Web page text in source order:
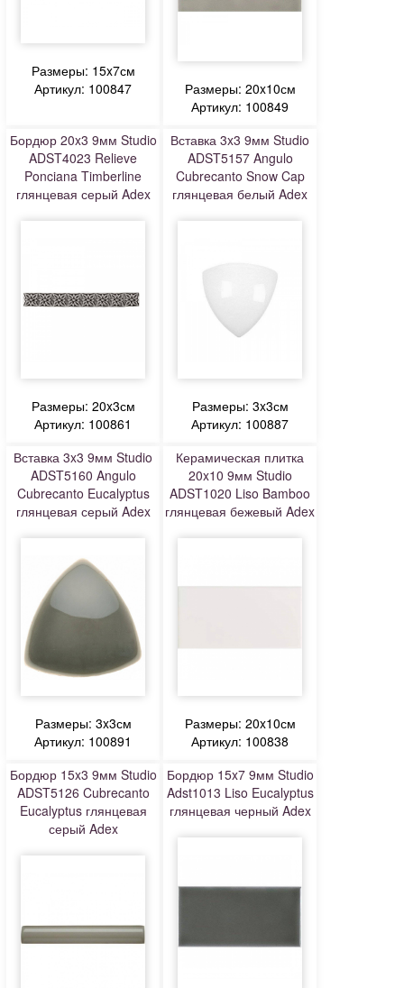
Размеры: 15x7см
Артикул: 100847
Размеры: 20x10см
Артикул: 100849
Бордюр 20x3 9мм Studio
ADST4023 Relieve
Ponciana Timberline
глянцевая серый Adex
Размеры: 20x3см
Артикул: 100861
Вставка 3x3 9мм Studio
ADST5157 Angulo
Cubrecanto Snow Cap
глянцевая белый Adex
Размеры: 3x3см
Артикул: 100887
Вставка 3x3 9мм Studio
ADST5160 Angulo
Cubrecanto Eucalyptus
глянцевая серый Adex
Размеры: 3x3см
Артикул: 100891
Керамическая плитка
20x10 9мм Studio
ADST1020 Liso Bamboo
глянцевая бежевый Adex
Размеры: 20x10см
Артикул: 100838
Бордюр 15x3 9мм Studio
ADST5126 Cubrecanto
Eucalyptus глянцевая
серый Adex
Бордюр 15x7 9мм Studio
Adst1013 Liso Eucalyptus
глянцевая черный Adex